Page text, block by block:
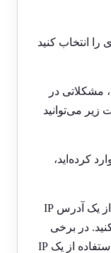
را انتخاب کنید
مشکلاتی در
زیر می‌توانید
کرده‌اید،
اگر آدرس ایمیل صحیح است، می‌توانید از یک آدرس IP
در برخی
موارد، اینستاگرام ممکن است به دلیل استفاده از یک IP